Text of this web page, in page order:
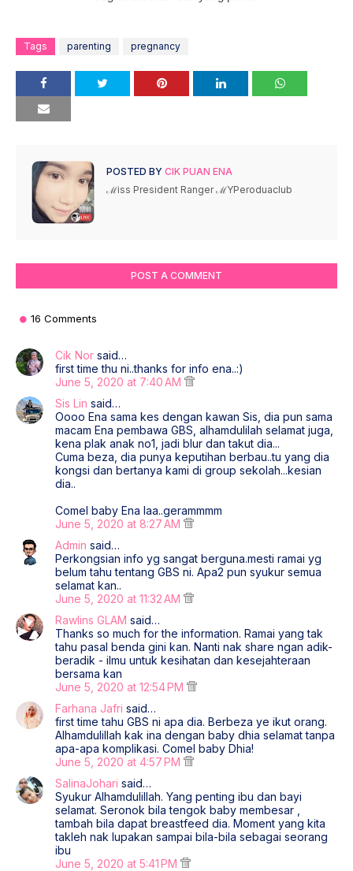
Tags parenting pregnancy
POSTED BY CIK PUAN ENA
ℳiss President Ranger ℳYPeroduaclub
POST A COMMENT
16 Comments
Cik Nor said…
first time thu ni..thanks for info ena..:)
June 5, 2020 at 7:40 AM
Sis Lin said…
Oooo Ena sama kes dengan kawan Sis, dia pun sama
macam Ena pembawa GBS, alhamdulilah selamat juga,
kena plak anak no1, jadi blur dan takut dia...
Cuma beza, dia punya keputihan berbau..tu yang dia
kongsi dan bertanya kami di group sekolah...kesian
dia..
Comel baby Ena laa..gerammmm
June 5, 2020 at 8:27 AM
Admin said…
Perkongsian info yg sangat berguna.mesti ramai yg
belum tahu tentang GBS ni. Apa2 pun syukur semua
selamat kan..
June 5, 2020 at 11:32 AM
Rawlins GLAM said…
Thanks so much for the information. Ramai yang tak
tahu pasal benda gini kan. Nanti nak share ngan adik-
beradik - ilmu untuk kesihatan dan kesejahteraan
bersama kan
June 5, 2020 at 12:54 PM
Farhana Jafri said…
first time tahu GBS ni apa dia. Berbeza ye ikut orang.
Alhamdulillah kak ina dengan baby dhia selamat tanpa
apa-apa komplikasi. Comel baby Dhia!
June 5, 2020 at 4:57 PM
SalinaJohari said…
Syukur Alhamdulillah. Yang penting ibu dan bayi
selamat. Seronok bila tengok baby membesar ,
tambah bila dapat breastfeed dia. Moment yang kita
takleh nak lupakan sampai bila-bila sebagai seorang
ibu
June 5, 2020 at 5:41 PM